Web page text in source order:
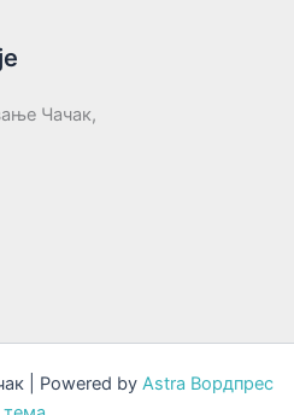
Чачак,
| Powered by Astra Вордпрес